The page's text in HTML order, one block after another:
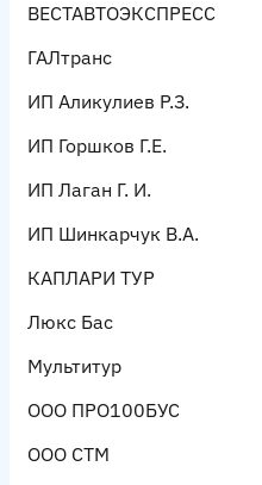
ВЕСТАВТОЭКСПРЕСС
ГАЛтранс
ИП Аликулиев Р.З.
ИП Горшков Г.Е.
ИП Лаган Г. И.
ИП Шинкарчук В.А.
КАПЛАРИ ТУР
Люкс Бас
Мультитур
ООО ПРО100БУС
ООО СТМ